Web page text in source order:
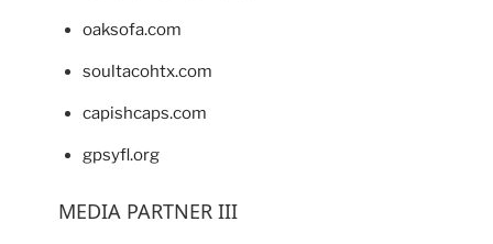
oaksofa.com
soultacohtx.com
capishcaps.com
gpsyfl.org
MEDIA PARTNER III